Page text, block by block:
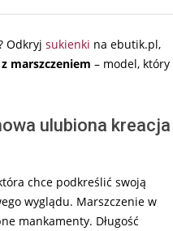
Odkryj sukienki na ebutik.pl,
z marszczeniem – model, który
ulubiona kreacja
chce podkreślić swoją
wyglądu. Marszczenie w
mankamenty. Długość